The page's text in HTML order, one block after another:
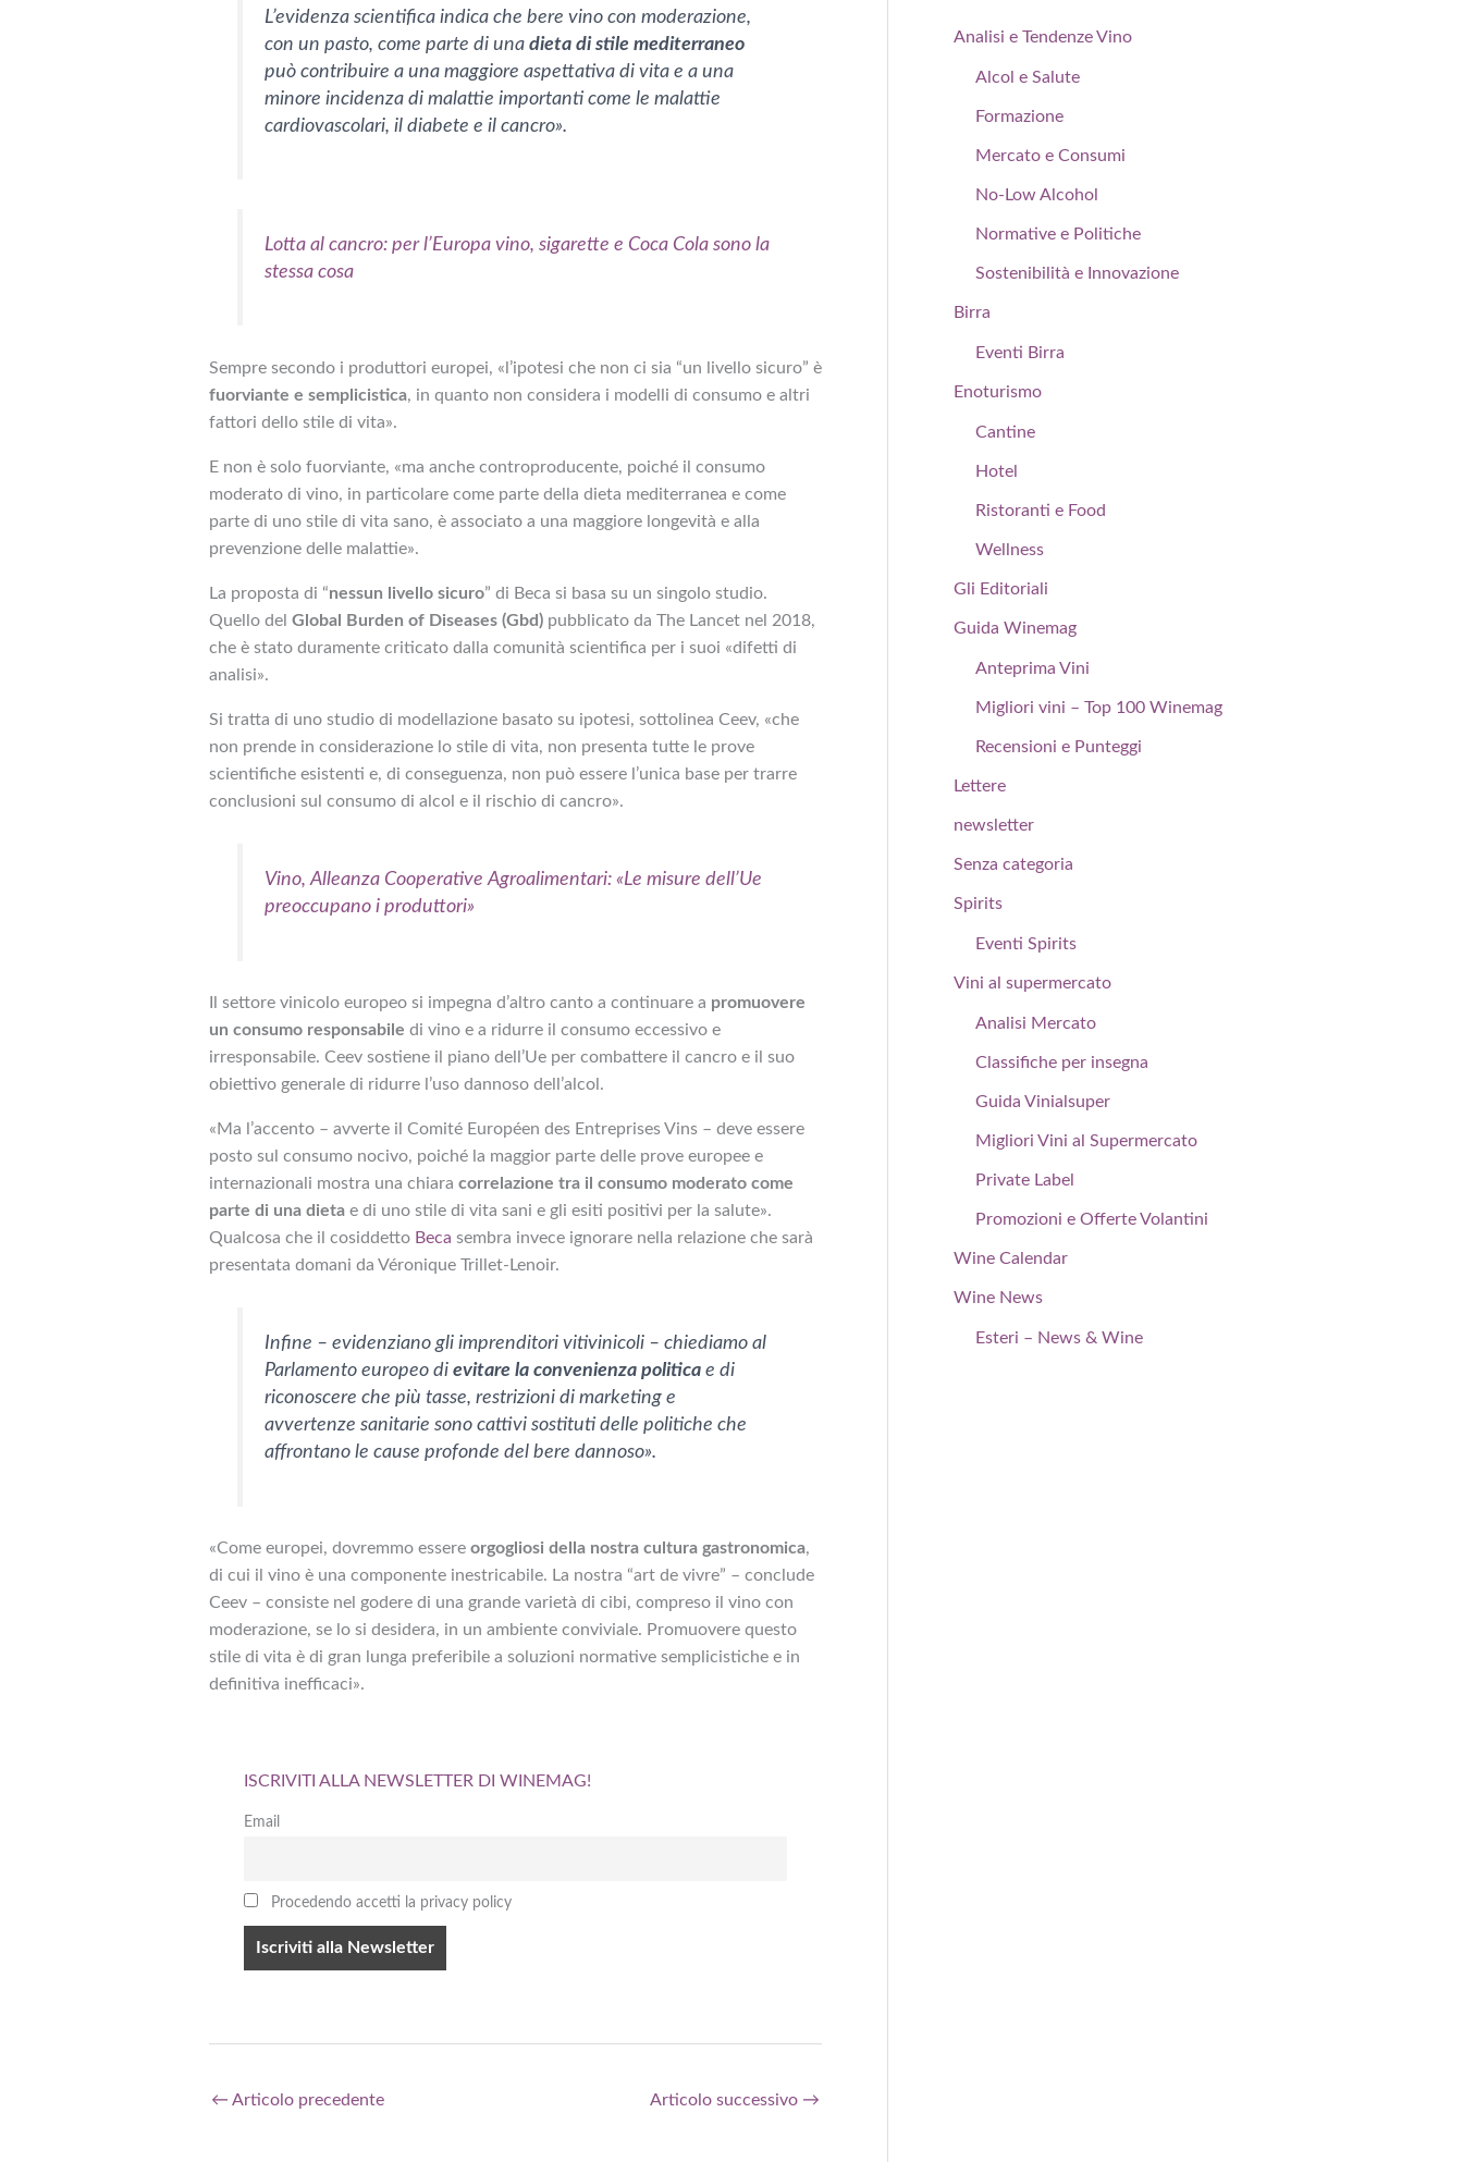
L’evidenza scientifica indica che bere vino con moderazione,
con un pasto, come parte di unadieta di stile mediterraneo
può contribuire a una maggiore aspettativa di vita e a una
minore incidenza di malattie importanti come le malattie
cardiovascolari, il diabete e il cancro».
Lotta al cancro: per l’Europa vino, sigarette e Coca Cola sono la
stessa cosa
Sempre secondo i produttori europei, «l’ipotesi che non ci sia “un livello sicuro” è
fuorviante e semplicistica, in quanto non considera i modelli di consumo e altri
fattori dello stile di vita».
E non è solo fuorviante, «ma anche controproducente, poiché il consumo
moderato di vino, in particolare come parte della dieta mediterranea e come
parte di uno stile di vita sano, è associato a una maggiore longevità e alla
prevenzione delle malattie».
La proposta di “nessun livello sicuro” di Beca si basa su un singolo studio.
Quello del Global Burden of Diseases (Gbd) pubblicato da The Lancet nel 2018,
che è stato duramente criticato dalla comunità scientifica per i suoi «difetti di
analisi».
Si tratta di uno studio di modellazione basato su ipotesi, sottolinea Ceev, «che
non prende in considerazione lo stile di vita, non presenta tutte le prove
scientifiche esistenti e, di conseguenza, non può essere l’unica base per trarre
conclusioni sul consumo di alcol e il rischio di cancro».
Vino, Alleanza Cooperative Agroalimentari: «Le misure dell’Ue
preoccupano i produttori»
Il settore vinicolo europeo si impegna d’altro canto a continuare a promuovere
un consumo responsabile di vino e a ridurre il consumo eccessivo e
irresponsabile. Ceev sostiene il piano dell’Ue per combattere il cancro e il suo
obiettivo generale di ridurre l’uso dannoso dell’alcol.
«Ma l’accento – avverte il Comité Européen des Entreprises Vins – deve essere
posto sul consumo nocivo, poiché la maggior parte delle prove europee e
internazionali mostra una chiara correlazione tra il consumo moderato come
parte di una dieta e di uno stile di vita sani e gli esiti positivi per la salute».
Qualcosa che il cosiddetto Beca sembra invece ignorare nella relazione che sarà
presentata domani da Véronique Trillet-Lenoir.
Infine – evidenziano gli imprenditori vitivinicoli – chiediamo al
Parlamento europeo dievitare la convenienza politica e di
riconoscere che più tasse, restrizioni di marketing e
avvertenze sanitarie sono cattivi sostituti delle politiche che
affrontano le cause profonde del bere dannoso».
«Come europei, dovremmo essere orgogliosi della nostra cultura gastronomica,
di cui il vino è una componente inestricabile. La nostra “art de vivre” – conclude
Ceev – consiste nel godere di una grande varietà di cibi, compreso il vino con
moderazione, se lo si desidera, in un ambiente conviviale. Promuovere questo
stile di vita è di gran lunga preferibile a soluzioni normative semplicistiche e in
definitiva inefficaci».
ISCRIVITI ALLA NEWSLETTER DI WINEMAG!
Email
Procedendo accetti la privacy policy
← Articolo precedente Articolo successivo →
Analisi e Tendenze Vino
Alcol e Salute
Formazione
Mercato e Consumi
No-Low Alcohol
Normative e Politiche
Sostenibilità e Innovazione
Birra
Eventi Birra
Enoturismo
Cantine
Hotel
Ristoranti e Food
Wellness
Gli Editoriali
Guida Winemag
Anteprima Vini
Migliori vini – Top 100 Winemag
Recensioni e Punteggi
Lettere
newsletter
Senza categoria
Spirits
Eventi Spirits
Vini al supermercato
Analisi Mercato
Classifiche per insegna
Guida Vinialsuper
Migliori Vini al Supermercato
Private Label
Promozioni e Offerte Volantini
Wine Calendar
Wine News
Esteri – News & Wine